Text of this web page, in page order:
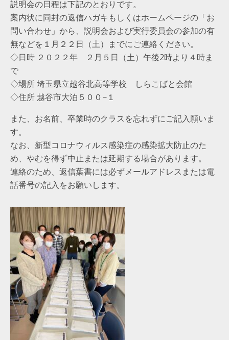
説明会の日程は下記のとおりです。
案内状に同封の返信ハガキもしくはホームページの「お
問い合わせ」から、説明会および実行委員会の参加の有
無などを１月２２日（土）までにご連絡ください。
◇日時 ２０２２年 ２月５日（土）午後2時より４時ま
で
◇場所 埼玉県立越谷北高等学校 しらこばと会館
◇住所 越谷市大泊５００−１
また、お名前、卒業時のクラスを忘れずにご記入願いま
す。
なお、新型コロナウィルス感染症の感染拡大防止のた
め、やむを得ず中止または延期する場合があります。
連絡のため、返信葉書には必ずメールアドレスまたは電
話番号の記入をお願いします。